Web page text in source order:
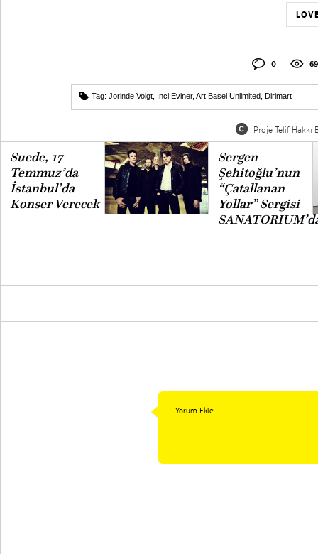
0
Tag: Jorinde Voigt İnci Eviner, Art Basel Unlimited Dirimart
Proje Telif Hakkı
Suede, 17
Temmuz’da
İstanbul’da
Konser Verecek
Sergen
Şehitoğlu’nun
“Çatallanan
Yollar” Sergisi